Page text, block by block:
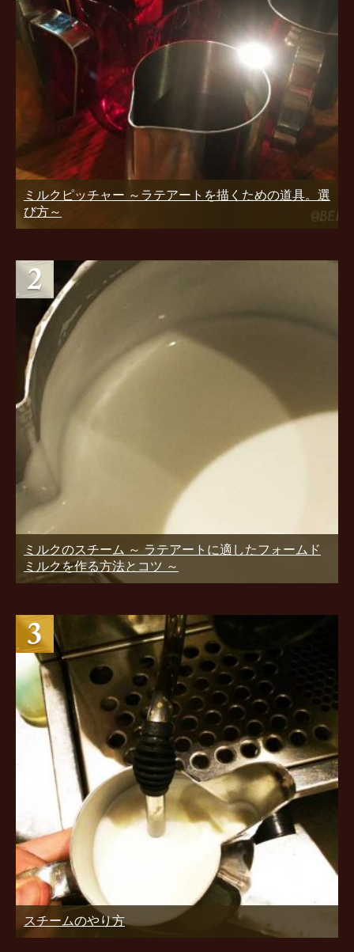
ミルクピッチャー ～ラテアートを描くための道具。選
び方～
ミルクのスチーム ～ ラテアートに適したフォームド
ミルクを作る方法とコツ ～
スチームのやり方